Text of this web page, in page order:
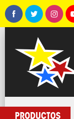
PRODUCTOS